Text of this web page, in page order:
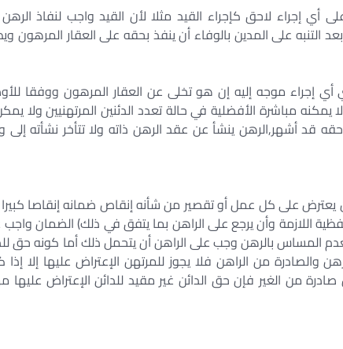
أي إجراء لاحق كإجراء القيد مثلا لأن القيد واجب لنفاذ
التنبه على المدين بالوفاء أن ينفذ بحقه على العقار المرهون
أي إجراء موجه إليه إن هو تخلى عن العقار المرهون ووفقا
يمكنه مباشرة الأفضلية في حالة تعدد الدئنين المرتهنيين ولا
قد أشهر,الرهن ينشأ عن عقد الرهن ذاته ولا تتأخر نشأته
يعترض على كل عمل أو تقصير من شأنه إنقاص ضمانه إنقاصا
اللازمة وأن يرجع على الراهن بما يتفق في ذلك) الضمان
المساس بالرهن وجب على الراهن أن يتحمل ذلك أما كونه حق
والصادرة من الراهن فلا يجوز للمرتهن الإعتراض عليها إلا إذا
من الغير فإن حق الدائن غير مقيد للدائن الإعتراض عليها